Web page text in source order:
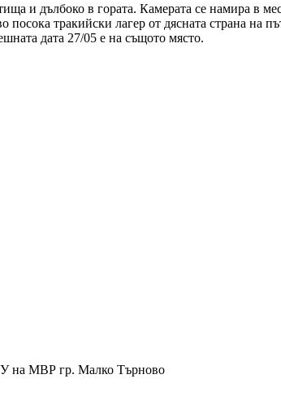
и дълбоко в гората. Камерата се намира в
посока тракийски лагер от дясната страна на
дата 27/05 е на същото място.
на МВР гр. Малко Търново